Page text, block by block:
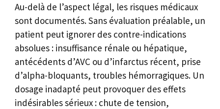
Au-delà de l’aspect légal, les risques médicaux
sont documentés. Sans évaluation préalable, un
patient peut ignorer des contre-indications
absolues : insuffisance rénale ou hépatique,
antécédents d’AVC ou d’infarctus récent, prise
d’alpha-bloquants, troubles hémorragiques. Un
dosage inadapté peut provoquer des effets
indésirables sérieux : chute de tension,